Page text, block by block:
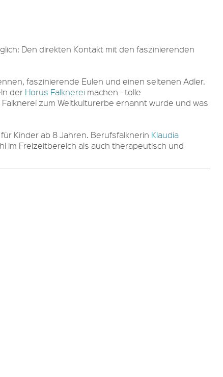
Den direkten Kontakt mit den faszinierenden
faszinierende Eulen und einen seltenen Adler.
der Horus Falknerei machen - tolle
zum Weltkulturerbe ernannt wurde und was
Kinder ab 8 Jahren. Berufsfalknerin Klaudia
im Freizeitbereich als auch therapeutisch und